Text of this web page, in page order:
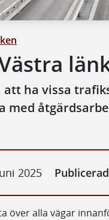
att ha vissa
med
2025 Publicerad
över alla vägar